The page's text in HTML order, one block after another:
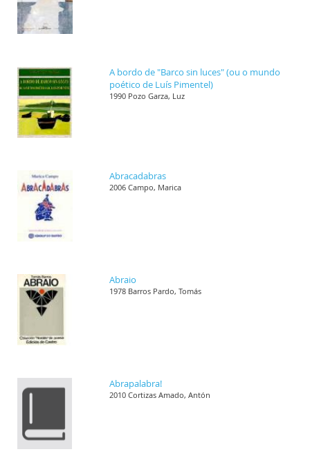
A bordo de "Barco sin luces" (ou o mundo
poético de Luís Pimentel)
1990 Pozo Garza, Luz
Abracadabras
2006 Campo, Marica
Abraio
1978 Barros Pardo, Tomás
Abrapalabra!
2010 Cortizas Amado, Antón